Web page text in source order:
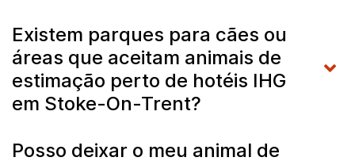
Existem parques para cães ou
áreas que aceitam animais de
estimação perto de hotéis IHG
em Stoke-On-Trent?
Posso deixar o meu animal de